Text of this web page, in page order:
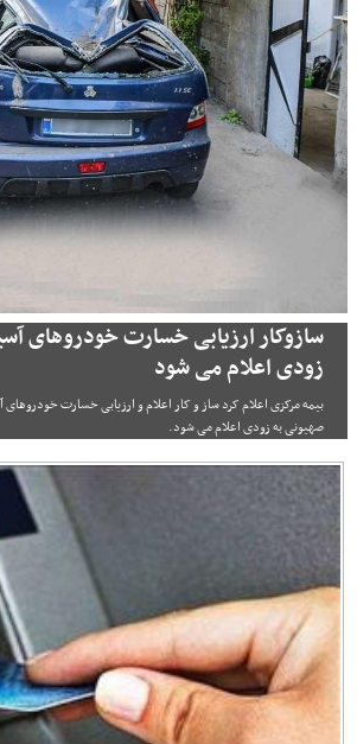
سازوکار ارزیابی خسارت خودروهای
زودی اعلام می شود
بیمه مرکزی اعلام کرد ساز و کار اعلام و ارزیابی خسارت
صهیونی به زودی اعلام می شود.